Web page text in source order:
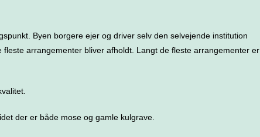
Byen borgere ejer og driver selv den selvejende institution
arrangementer bliver afholdt. Langt de fleste arrangementer er
der er både mose og gamle kulgrave.